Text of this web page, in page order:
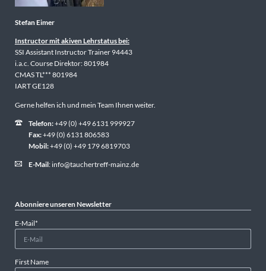
Stefan Eimer
Instructor mit akiven Lehrstatus bei:
SSI Assistant Instructor Trainer 94443
i.a.c. Course Direktor: 801984
CMAS TL*** 801984
IART GE128
Gerne helfen ich und mein Team Ihnen weiter.
Telefon:+49 (0) +49 6131 999927
Fax:+49 (0) 6131 806583
Mobil:+49 (0) +49 179 6819703
E-Mail: info@tauchertreff-mainz.de
Abonniere unseren Newsletter
Pflichtfeld
E-Mail*
First Name